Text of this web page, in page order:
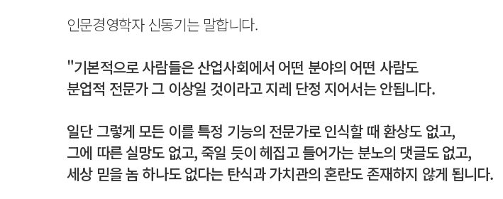
인문경영학자 신동기는 말합니다.
"기본적으로 사람들은 산업사회에서 어떤 분야의 어떤 사람도
분업적 전문가 그 이상일 것이라고 지레 단정 지어서는 안됩니다.
일단 그렇게 모든 이를 특정 기능의 전문가로 인식할 때 환상도 없고,
그에 따른 실망도 없고, 죽일 듯이 헤집고 들어가는 분노의 댓글도 없고,
세상 믿을 놈 하나도 없다는 탄식과 가치관의 혼란도 존재하지 않게 됩니다.